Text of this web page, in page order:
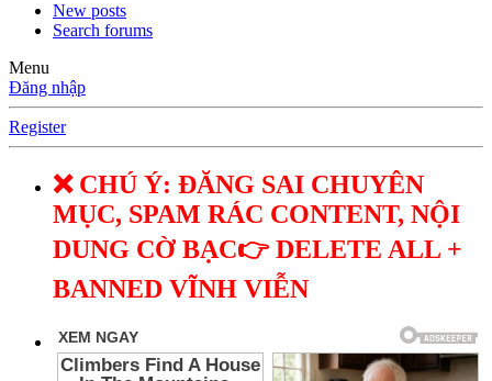
New posts
Search forums
Menu
Đăng nhập
Register
❌ CHÚ Ý: ĐĂNG SAI CHUYÊN
MỤC, SPAM RÁC CONTENT, NỘI
DUNG CỜ BẠC👉 DELETE ALL +
BANNED VĨNH VIỄN